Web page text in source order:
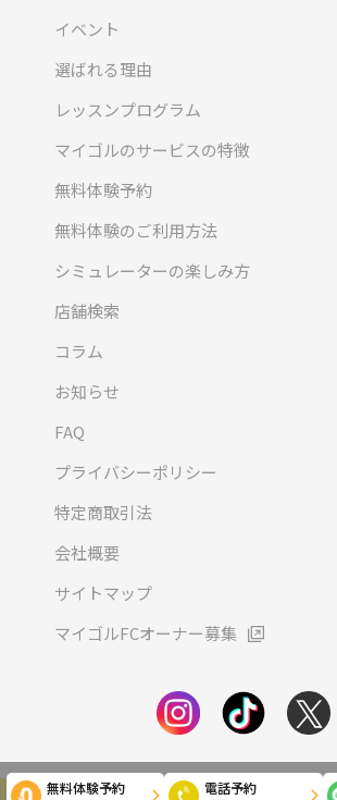
無料体験予約 電話予約
イベント
選ばれる理由
レッスンプログラム
マイゴルのサービスの特徴
無料体験予約
無料体験のご利用方法
シミュレーターの楽しみ方
店舗検索
コラム
お知らせ
FAQ
プライバシーポリシー
特定商取引法
会社概要
サイトマップ
マイゴルFCオーナー募集